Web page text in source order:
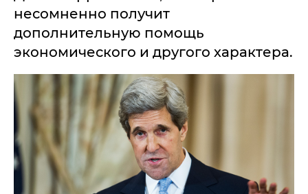
несомненно получит
дополнительную помощь
экономического и другого характера.